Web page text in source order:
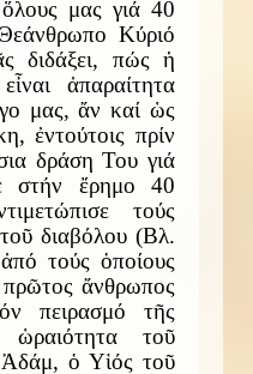
μας γιά 40
Κύριό
διδάξει, πώς ἡ
ἀπαραίτητα
μας, ἄν καί ὡς
ἐντούτοις πρίν
δράση Του γιά
στήν ἔρημο 40
τούς
ῦ διαβόλου(Βλ.
τούς ὁποίους
πρῶτος ἄνθρωπος
πειρασμό τῆς
τοῦ
ὁ Υἱός τοῦ